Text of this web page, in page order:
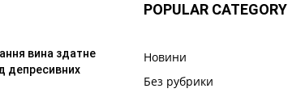
вина здатне
депресивних
POPULAR CATEGORY
Новини
Без рубрики